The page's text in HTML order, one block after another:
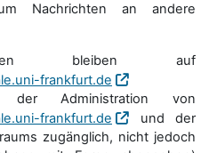
Nachrichten an andere
bleiben auf
frankfurt.de
Administration von
frankfurt.de
und der
zugänglich, nicht jedoch